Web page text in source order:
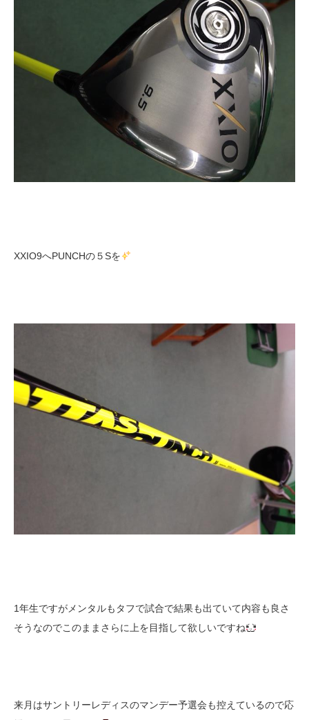
XXIO9へPUNCHの５Sを
1年生ですがメンタルもタフで試合で結果も出ていて内容も良さ
そうなのでこのままさらに上を目指して欲しいですね
来月はサントリーレディスのマンデー予選会も控えているので応